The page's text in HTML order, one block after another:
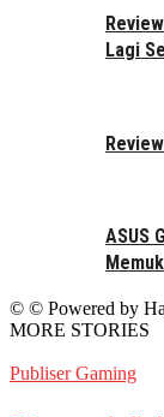
Lagi
ASUS
© © Powered by
MORE STORIES
Publiser Gaming